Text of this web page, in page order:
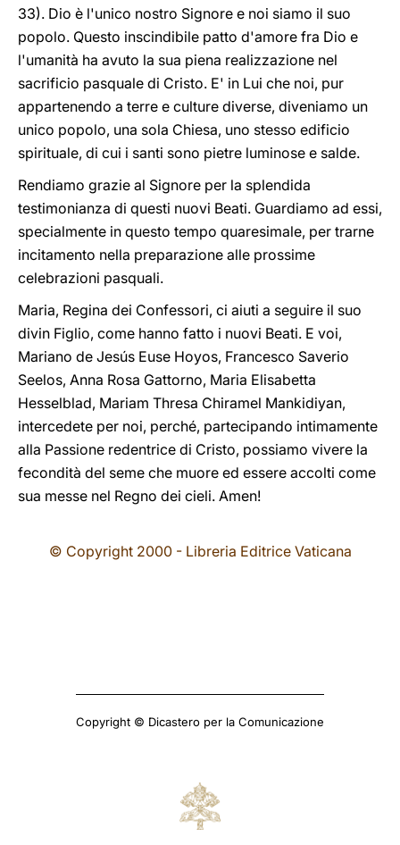
33). Dio è l'unico nostro Signore e noi siamo il suo
popolo. Questo inscindibile patto d'amore fra Dio e
l'umanità ha avuto la sua piena realizzazione nel
sacrificio pasquale di Cristo. E' in Lui che noi, pur
appartenendo a terre e culture diverse, diveniamo un
unico popolo, una sola Chiesa, uno stesso edificio
spirituale, di cui i santi sono pietre luminose e salde.
Rendiamo grazie al Signore per la splendida
testimonianza di questi nuovi Beati. Guardiamo ad essi,
specialmente in questo tempo quaresimale, per trarne
incitamento nella preparazione alle prossime
celebrazioni pasquali.
Maria, Regina dei Confessori, ci aiuti a seguire il suo
divin Figlio, come hanno fatto i nuovi Beati. E voi,
Mariano de Jesús Euse Hoyos, Francesco Saverio
Seelos, Anna Rosa Gattorno, Maria Elisabetta
Hesselblad, Mariam Thresa Chiramel Mankidiyan,
intercedete per noi, perché, partecipando intimamente
alla Passione redentrice di Cristo, possiamo vivere la
fecondità del seme che muore ed essere accolti come
sua messe nel Regno dei cieli. Amen!
© Copyright 2000 - Libreria Editrice Vaticana
Copyright © Dicastero per la Comunicazione